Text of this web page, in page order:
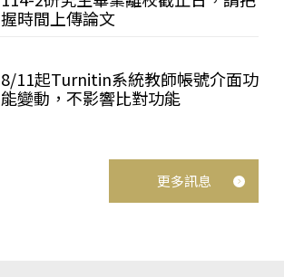
握時間上傳論文
8/11起Turnitin系統教師帳號介面功
能變動，不影響比對功能
更多訊息